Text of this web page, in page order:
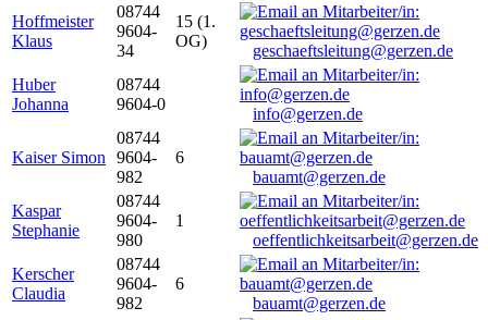
Hoffmeister
Klaus
08744
9604-
34
15 (1.
OG)
geschaeftsleitung@gerzen.de
Huber
Johanna
08744
9604-0
info@gerzen.de
Kaiser Simon
08744
9604-
982
6
bauamt@gerzen.de
Kaspar
Stephanie
08744
9604-
980
1
oeffentlichkeitsarbeit@gerzen.de
Kerscher
Claudia
08744
9604-
982
6
bauamt@gerzen.de